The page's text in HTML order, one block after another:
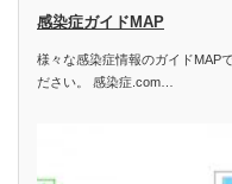
感染症ガイドMAP
様々な感染症情報のガイドMAP
ださい。 感染症.com…